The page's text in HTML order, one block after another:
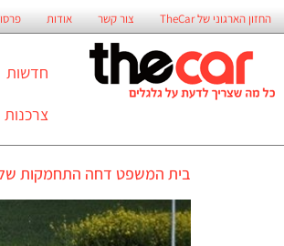
החזון הארגוני של TheCar צור קשר אודות
חדשות
בית המשפט דחה התחמקות של